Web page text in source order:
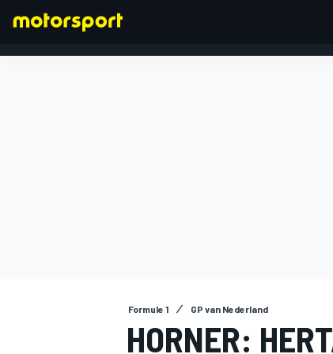
Formule 1 GP van Nederland
HORNER: